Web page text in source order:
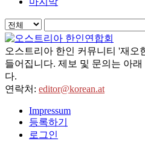
오스트리아 한인 커뮤니티 '재오
들어집니다. 제보 및 문의는 아
다.
연락처: editor@korean.at
Impressum
등록하기
로그인